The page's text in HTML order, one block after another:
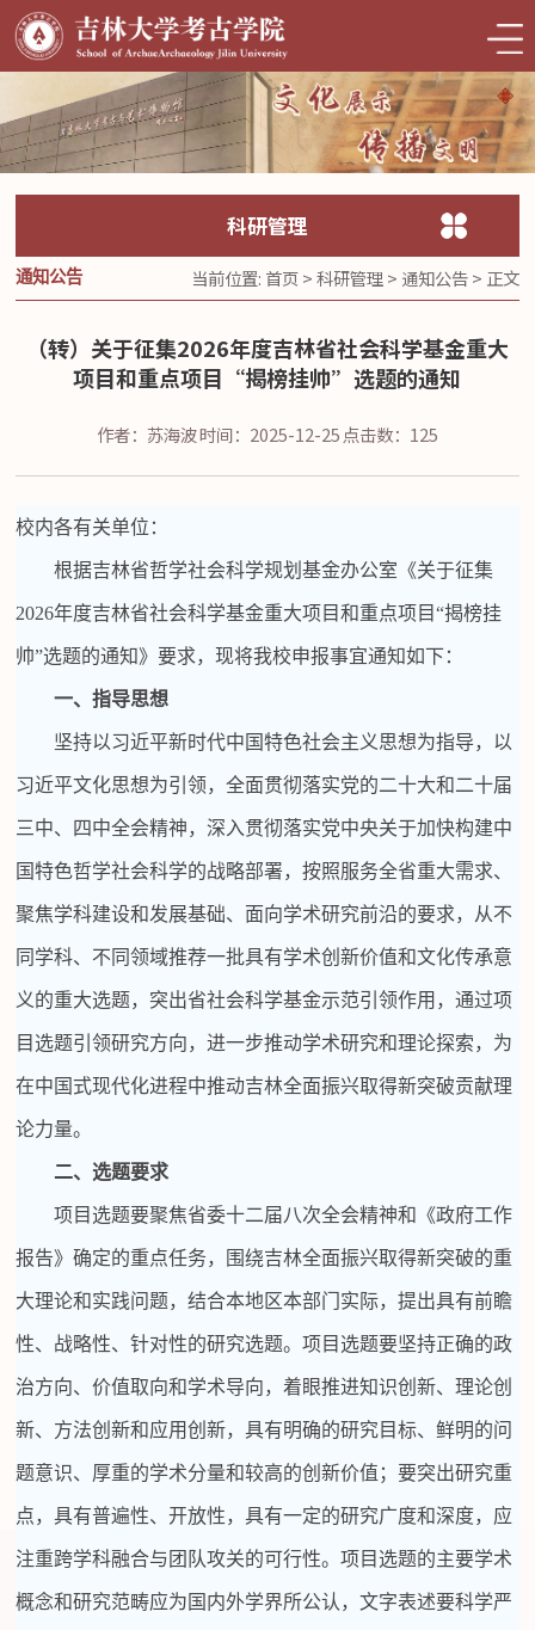
科研管理
通知公告 当前位置: 首页>科研管理> 通知公告> 正文
（转）关于征集2026年度吉林省社会科学基金重大
项目和重点项目“揭榜挂帅”选题的通知
作者：苏海波时间：2025-12-25点击数： 125
校内各有关单位：
根据吉林省哲学社会科学规划基金办公室《关于征集
2026年度吉林省社会科学基金重大项目和重点项目“揭榜挂
帅”选题的通知》要求，现将我校申报事宜通知如下：
一、指导思想
坚持以习近平新时代中国特色社会主义思想为指导，以
习近平文化思想为引领，全面贯彻落实党的二十大和二十届
三中、四中全会精神，深入贯彻落实党中央关于加快构建中
国特色哲学社会科学的战略部署，按照服务全省重大需求、
聚焦学科建设和发展基础、面向学术研究前沿的要求，从不
同学科、不同领域推荐一批具有学术创新价值和文化传承意
义的重大选题，突出省社会科学基金示范引领作用，通过项
目选题引领研究方向，进一步推动学术研究和理论探索，为
在中国式现代化进程中推动吉林全面振兴取得新突破贡献理
论力量。
二、选题要求
项目选题要聚焦省委十二届八次全会精神和《政府工作
报告》确定的重点任务，围绕吉林全面振兴取得新突破的重
大理论和实践问题，结合本地区本部门实际，提出具有前瞻
性、战略性、针对性的研究选题。项目选题要坚持正确的政
治方向、价值取向和学术导向，着眼推进知识创新、理论创
新、方法创新和应用创新，具有明确的研究目标、鲜明的问
题意识、厚重的学术分量和较高的创新价值；要突出研究重
点，具有普遍性、开放性，具有一定的研究广度和深度，应
注重跨学科融合与团队攻关的可行性。项目选题的主要学术
概念和研究范畴应为国内外学界所公认，文字表述要科学严